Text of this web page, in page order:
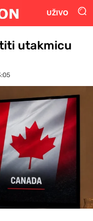
UŽIVO
utakmicu